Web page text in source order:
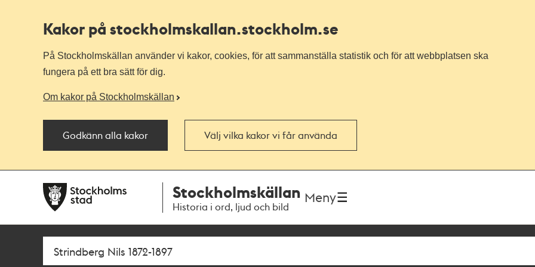
Kakor på stockholmskallan.stockholm.se
På Stockholmskällan använder vi kakor, cookies, för att sammanställa statistik och för att webbplatsen ska
fungera på ett bra sätt för dig.
Om kakor på Stockholmskällan
Godkänn alla kakor Välj vilka kakor vi får använda
navigationen
huvudinnehållet
Stockholmskällan
Historia i ord, ljud och bild
Meny
Sök